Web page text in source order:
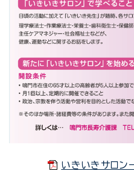
いきいきサロ